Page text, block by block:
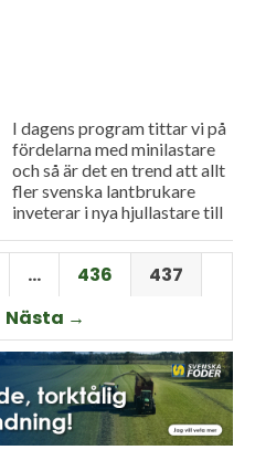
I dagens program tittar vi på
fördelarna med minilastare
och så är det en trend att allt
fler svenska lantbrukare
inveterar i nya hjullastare till
… 436
437
Nästa →